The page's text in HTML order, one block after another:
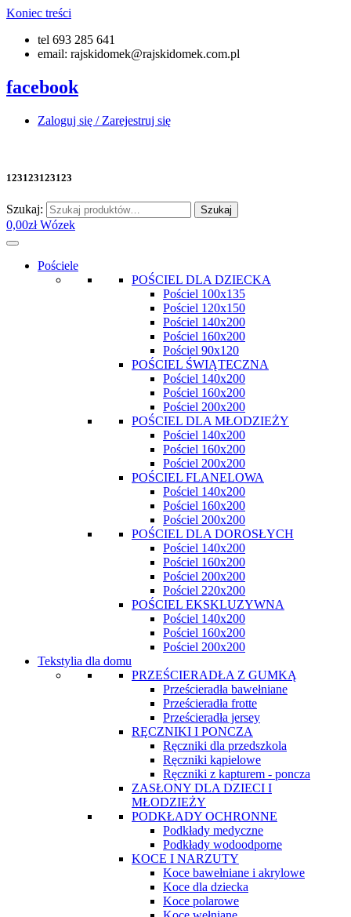
Koniec treści
tel 693 285 641
email: rajskidomek@rajskidomek.com.pl
facebook
Zaloguj się / Zarejestruj się
123123123123
Szukaj: Szukaj
0,00zł Wózek
Pościele
POŚCIEL DLA DZIECKA
Pościel 100x135
Pościel 120x150
Pościel 140x200
Pościel 160x200
Pościel 90x120
POŚCIEL ŚWIĄTECZNA
Pościel 140x200
Pościel 160x200
Pościel 200x200
POŚCIEL DLA MŁODZIEŻY
Pościel 140x200
Pościel 160x200
Pościel 200x200
POŚCIEL FLANELOWA
Pościel 140x200
Pościel 160x200
Pościel 200x200
POŚCIEL DLA DOROSŁYCH
Pościel 140x200
Pościel 160x200
Pościel 200x200
Pościel 220x200
POŚCIEL EKSKLUZYWNA
Pościel 140x200
Pościel 160x200
Pościel 200x200
Tekstylia dla domu
PRZEŚCIERADŁA Z GUMKĄ
Prześcieradła bawełniane
Prześcieradła frotte
Prześcieradła jersey
RĘCZNIKI I PONCZA
Ręczniki dla przedszkola
Ręczniki kąpielowe
Ręczniki z kapturem - poncza
ZASŁONY DLA DZIECI I
MŁODZIEŻY
PODKŁADY OCHRONNE
Podkłady medyczne
Podkłady wodoodporne
KOCE I NARZUTY
Koce bawełniane i akrylowe
Koce dla dziecka
Koce polarowe